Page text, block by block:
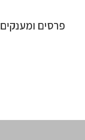
פרסים ומענקים